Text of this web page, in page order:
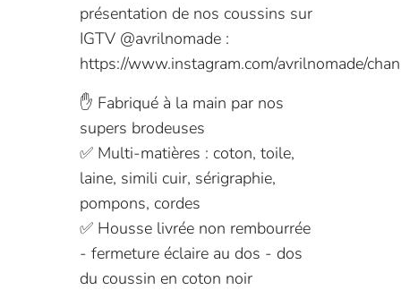
présentation de nos coussins sur
IGTV @avrilnomade :
https://www.instagram.com/avrilnomade/
✋ Fabriqué à la main par nos
supers brodeuses
✅ Multi-matières : coton, toile,
laine, simili cuir, sérigraphie,
pompons, cordes
✅ Housse livrée non rembourrée
- fermeture éclaire au dos - dos
du coussin en coton noir